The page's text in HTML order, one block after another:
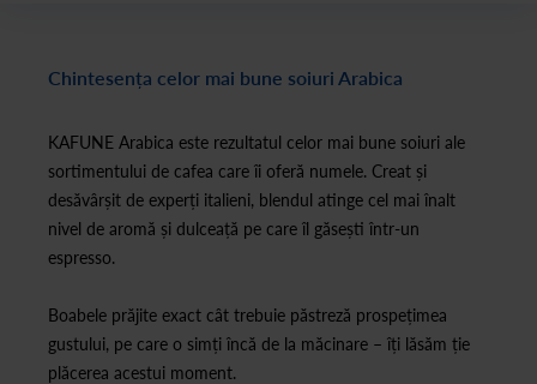
Chintesența celor mai bune soiuri Arabica
KAFUNE Arabica este rezultatul celor mai bune soiuri ale
sortimentului de cafea care îi oferă numele. Creat și
desăvârșit de experți italieni, blendul atinge cel mai înalt
nivel de aromă și dulceață pe care îl găsești într-un
espresso.
Boabele prăjite exact cât trebuie păstreză prospețimea
gustului, pe care o simți încă de la măcinare – îți lăsăm ție
plăcerea acestui moment.